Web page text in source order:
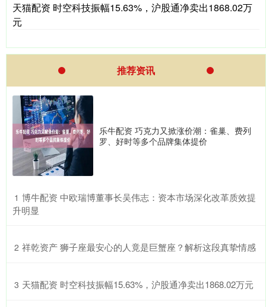
天猫配资 时空科技振幅15.63%，沪股通净卖出1868.02万
元
推荐资讯
乐牛配资 巧克力又掀涨价潮：雀巢、费列
罗、好时等多个品牌集体提价
1 ​博牛配资 中欧瑞博董事长吴伟志：资本市场深化改革质效提
升明显
2 ​祥乾资产 狮子座最安心的人竟是巨蟹座？解析这段真挚情感
3 ​天猫配资 时空科技振幅15.63%，沪股通净卖出1868.02万元